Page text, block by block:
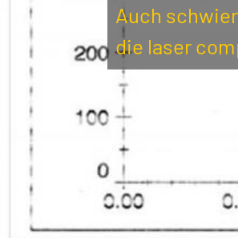
Auch
die laser